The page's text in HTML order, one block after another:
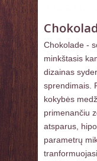
Chokolade -
minkštasis
dizainas
sprendimais.
kokybės
primenančiu
atsparus,
parametrų